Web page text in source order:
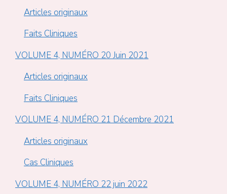
Articles originaux
Faits Cliniques
VOLUME 4, NUMÉRO 20 Juin 2021
Articles originaux
Faits Cliniques
VOLUME 4, NUMÉRO 21 Décembre 2021
Articles originaux
Cas Cliniques
VOLUME 4, NUMÉRO 22 juin 2022